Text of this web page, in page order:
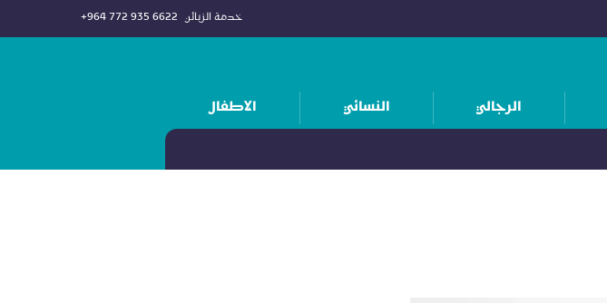
+964 772 935 6622 خدمة الزبائن
الاطفال النسائي الرجالي